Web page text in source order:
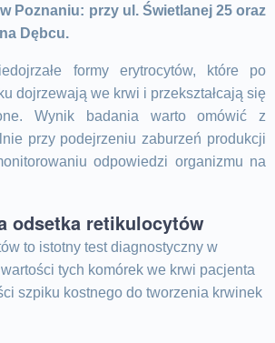
Poznaniu: przy ul. Świetlanej 25 oraz
Dębcu.
formy erytrocytów, które po
dojrzewają we krwi i przekształcają się
Wynik badania warto omówić z
przy podejrzeniu zaburzeń produkcji
odpowiedzi organizmu na
odsetka retikulocytów
to istotny test diagnostyczny w
tych komórek we krwi pacjenta
szpiku kostnego do tworzenia krwinek